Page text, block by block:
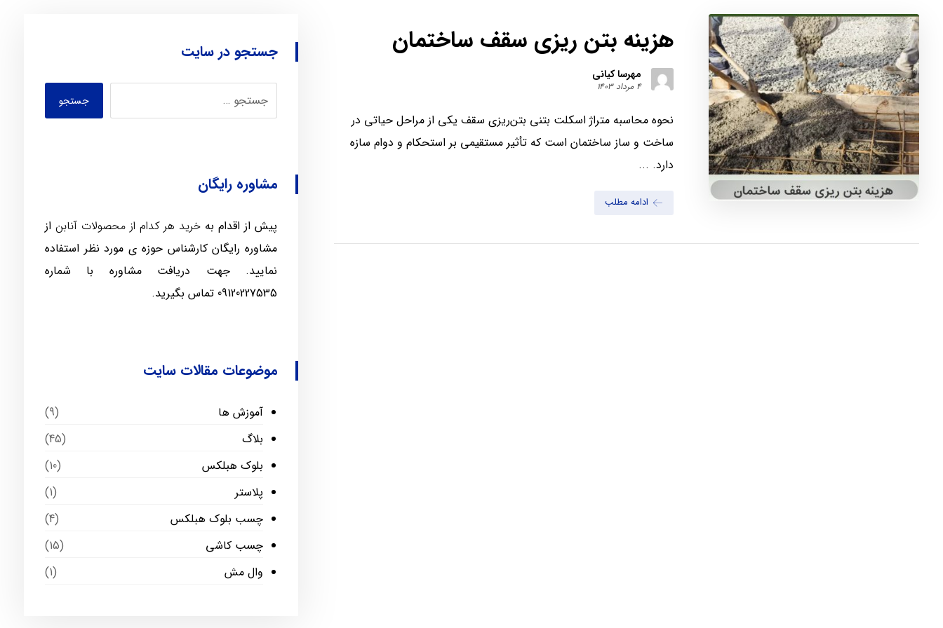
هزینه بتن ریزی سقف ساختمان
مهرسا کیانی
۴ مرداد ۱۴۰۳
نحوه محاسبه متراژ اسکلت بتنی بتن‌ریزی سقف یکی از مراحل حیاتی در
ساخت و ساز ساختمان است که تأثیر مستقیمی بر استحکام و دوام سازه
دارد. ...
ادامه مطلب
جستجو در سایت
جستجو
مشاوره رایگان
پیش از اقدام به خرید هر کدام از محصولات آنابناز
مشاوره رایگان کارشناس حوزه ی مورد نظر استفاده
نمایید. جهت دریافت مشاوره با شماره
09120227535 تماس بگیرید.
موضوعات مقالات سایت
آموزش ها
(9)
بلاگ
(45)
بلوک هبلکس
(10)
پلاستر
(1)
چسب بلوک هبلکس
(4)
چسب کاشی
(15)
وال مش
(1)